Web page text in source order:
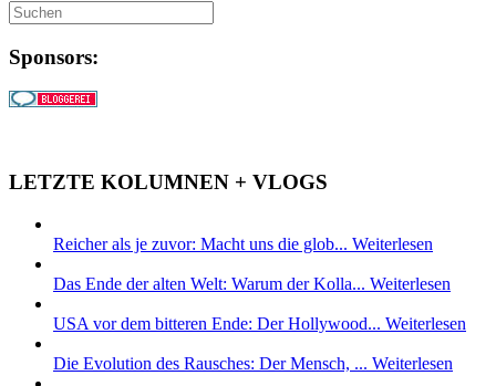
Sponsors:
LETZTE KOLUMNEN + VLOGS
Reicher als je zuvor: Macht uns die glob... Weiterlesen
Das Ende der alten Welt: Warum der Kolla... Weiterlesen
USA vor dem bitteren Ende: Der Hollywood... Weiterlesen
Die Evolution des Rausches: Der Mensch, ... Weiterlesen